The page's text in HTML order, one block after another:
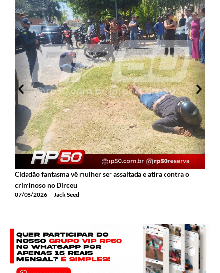
Cidadão fantasma vê mulher ser assaltada e atira contra o
criminoso no Dirceu
07/08/2026 Jack Seed